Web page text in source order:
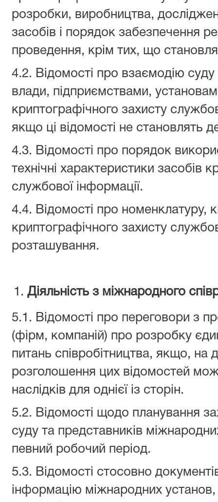
розробки, виробництва,
засобів і порядок забезпечення
проведення, крім тих, що
4.2. Відомості про взаємодію
влади, підприємствами,
криптографічного захисту
якщо ці відомості не становлять
4.3. Відомості про порядок
технічні характеристики засобів
службової інформації.
4.4. Відомості про номенклатуру,
криптографічного захисту
розташування.
Діяльність з міжнародного
5.1. Відомості про переговори з
(фірм, компаній) про розробку
питань співробітництва, якщо, на
розголошення цих відомостей
наслідків для однієї із сторін.
5.2. Відомості щодо планування
суду та представників
певний робочий період.
5.3. Відомості стосовно
інформацію міжнародних установ,